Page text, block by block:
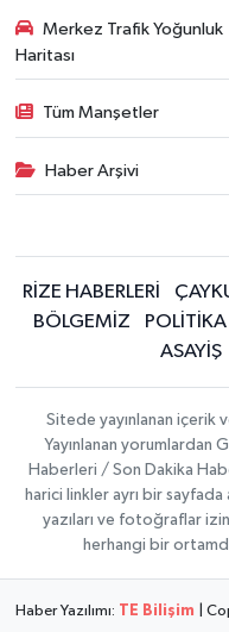
Merkez Trafik Yoğunluk
Haritası
Tüm Manşetler
Haber Arşivi
RİZE HABERLERİ
BÖLGEMİZ
POLİTİKA
ASAYİŞ
Sitede yayınlanan içerik
Yayınlanan
Haberleri / Son Dakika
harici linkler ayrı bir sayfada
yazıları ve fotoğraflar
herhangi bir
Haber Yazılımı: TE Bilişim |